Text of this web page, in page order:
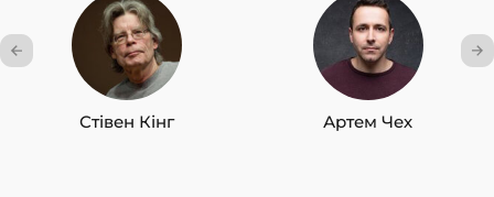
Стівен Кінг Артем Чех